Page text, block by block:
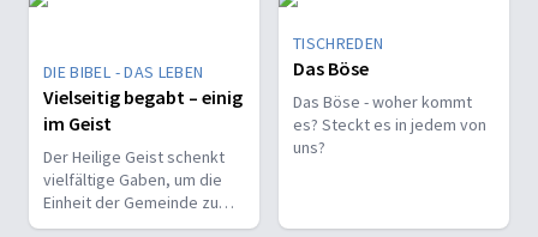
DIE BIBEL - DAS LEBEN
Vielseitig begabt – einig
im Geist
Der Heilige Geist schenkt
vielfältige Gaben, um die
Einheit der Gemeinde zu
stärken und sie zu
TISCHREDEN
Das Böse
Das Böse - woher kommt
es? Steckt es in jedem von
uns?